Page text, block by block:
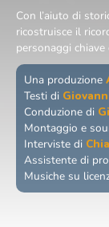
Con l’aiuto di
ricostruisce il
personaggi
Una produzione
Testi di
Conduzione di
Montaggio e
Interviste di
Assistente di
Musiche su